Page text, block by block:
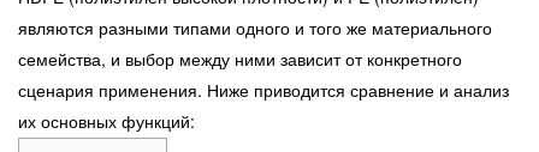
являются разными типами одного и того же материального
семейства, и выбор между ними зависит от конкретного
сценария применения. Ниже приводится сравнение и анализ
их основных функций: